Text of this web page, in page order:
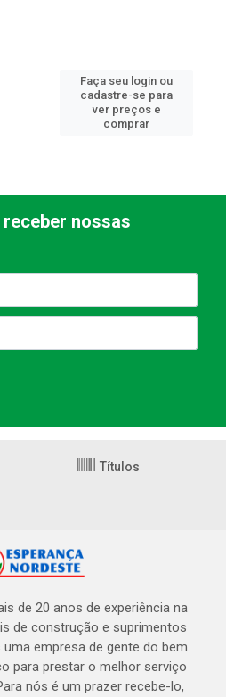
Faça seu login ou
cadastre-se para
ver preços e
comprar
nossas
Títulos
de 20 anos de experiência na
de construção e suprimentos
empresa de gente do bem
para prestar o melhor serviço
nós é um prazer recebe-lo,